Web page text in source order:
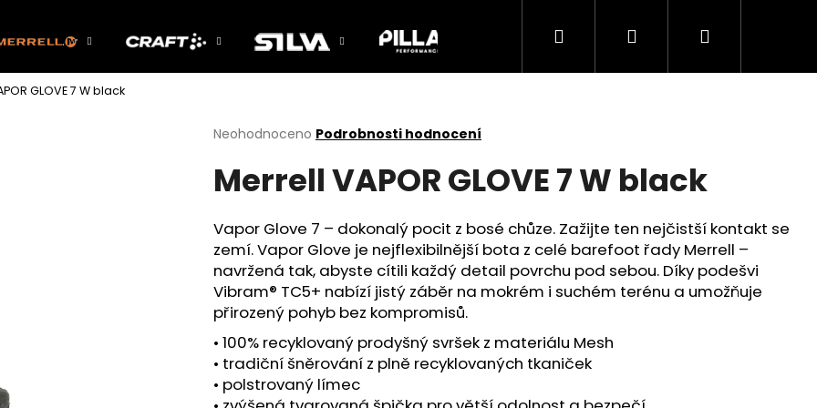
Hledat PřihlášeníNákupní
GLOVE 7 W black
Průměrné
produktu
je
z
5
hvězdiček.
Neohodnoceno Podrobnosti hodnocení
Merrell VAPOR GLOVE 7 W black
Vapor Glove 7 – dokonalý pocit z bosé chůze. Zažijte ten nejčistší kontakt se
zemí. Vapor Glove je nejflexibilnější bota z celé barefoot řady Merrell –
navržená tak, abyste cítili každý detail povrchu pod sebou. Díky podešvi
Vibram® TC5+ nabízí jistý záběr na mokrém i suchém terénu a umožňuje
přirozený pohyb bez kompromisů.
• 100% recyklovaný prodyšný svršek z materiálu Mesh
• tradiční šněrování z plně recyklovaných tkaniček
• polstrovaný límec
Co potřebujete najít?
HLEDAT